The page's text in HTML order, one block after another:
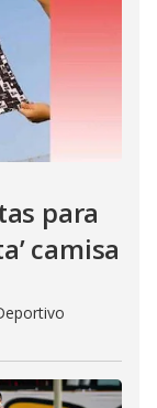
para
camisa